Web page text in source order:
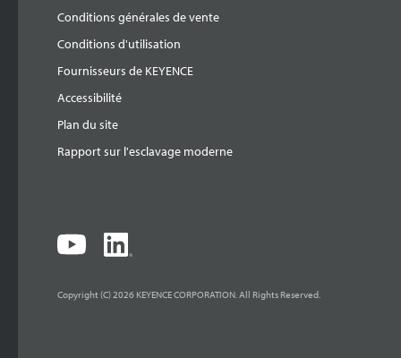
Conditions générales de vente
Conditions d'utilisation
Fournisseurs de KEYENCE
Accessibilité
Plan du site
Rapport sur l'esclavage moderne
Copyright (C) 2026 KEYENCE CORPORATION. All Rights Reserved.